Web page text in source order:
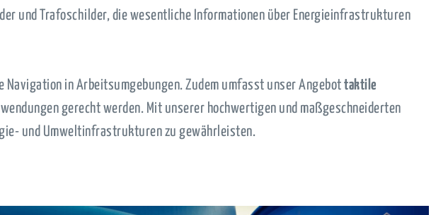
und Trafoschilder, die wesentliche Informationen über Energieinfrastrukturen
Navigation in Arbeitsumgebungen. Zudem umfasst unser Angebottaktile
gerecht werden. Mit unserer hochwertigen und maßgeschneiderten
und Umweltinfrastrukturen zu gewährleisten.